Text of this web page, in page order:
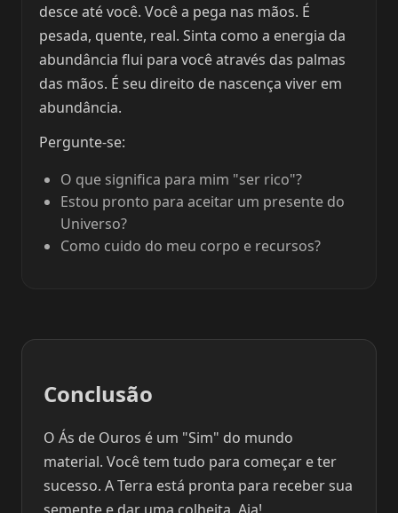
desce até você. Você a pega nas mãos. É
pesada, quente, real. Sinta como a energia da
abundância flui para você através das palmas
das mãos. É seu direito de nascença viver em
abundância.
Pergunte-se:
O que significa para mim "ser rico"?
Estou pronto para aceitar um presente do
Universo?
Como cuido do meu corpo e recursos?
Conclusão
O Ás de Ouros é um "Sim" do mundo
material. Você tem tudo para começar e ter
sucesso. A Terra está pronta para receber sua
semente e dar uma colheita. Aja!